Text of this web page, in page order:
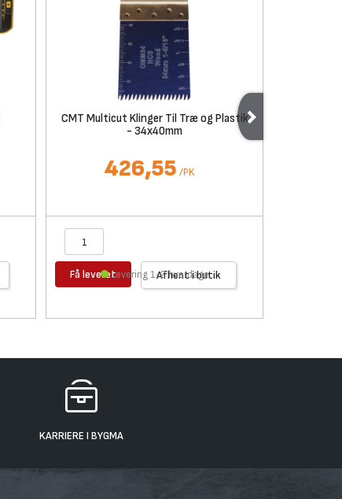
CMT Multicut Klinger Til Træ og Plastik
- 34x40mm
426,55 /PK
Få leveret Afhent i butik
Levering 1-2 hverdage
KARRIERE I BYGMA